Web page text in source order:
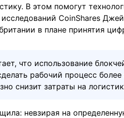
В этом помогут
CoinShares
в плане принятия
что использование
рабочий процесс
снизит затраты на
невзирая на